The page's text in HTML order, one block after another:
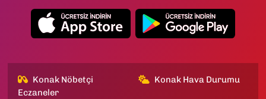
Konak Nöbetçi
Eczaneler
Konak Hava Durumu